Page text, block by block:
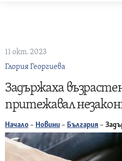
11 окт. 2023
Глория Георгиева
Задържаха
притежавал
Начало – Новини – България –